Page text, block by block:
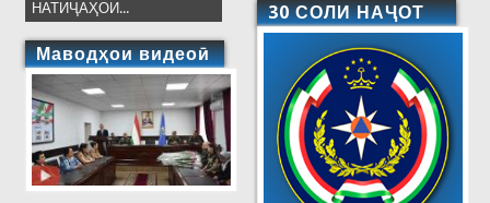
НАТИҶАҲОИ...
Маводҳои видеоӣ
30 СОЛИ НАҶОТ